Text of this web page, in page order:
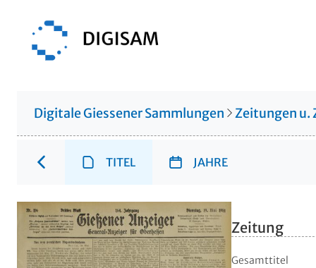
Digitale Giessener Sammlungen Zeitungen
TITEL JAHRE
Zeitung
Gesamttitel